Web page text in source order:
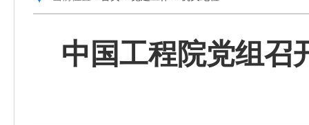
中国工程院党组召